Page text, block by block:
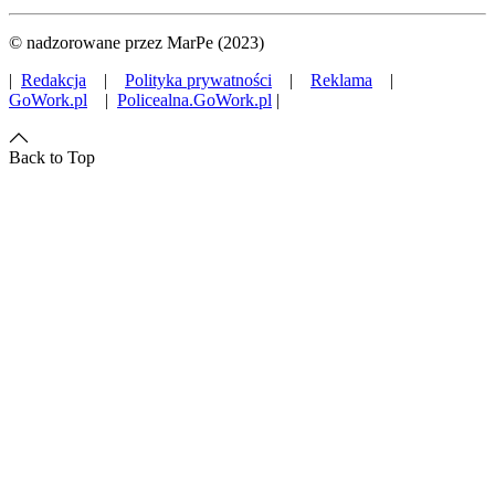
© nadzorowane przez MarPe (2023)
| Redakcja | Polityka prywatności | Reklama |
GoWork.pl | Policealna.GoWork.pl |
Back to Top